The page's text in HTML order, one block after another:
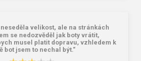
neseděla velikost, ale na stránkách
se nedozvěděl jak boty vrátit,
musel platit dopravu, vzhledem k
bot jsem to nechal být.“